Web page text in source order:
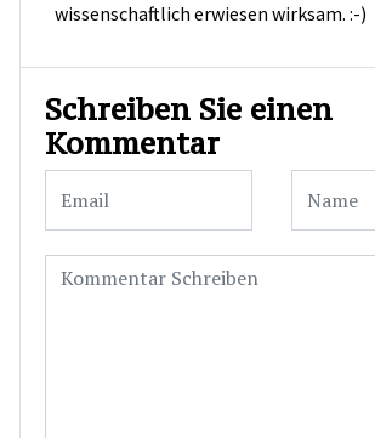
wissenschaftlich erwiesen wirksam. :-)
Schreiben Sie einen
Kommentar